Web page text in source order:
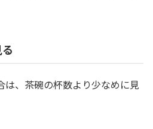
は、茶碗の杯数より少なめに見